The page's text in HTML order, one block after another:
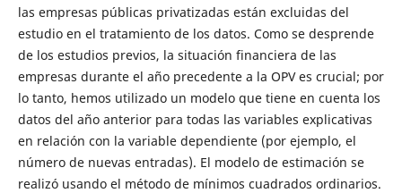
las empresas públicas privatizadas están excluidas del
estudio en el tratamiento de los datos. Como se desprende
de los estudios previos, la situación financiera de las
empresas durante el año precedente a la OPV es crucial; por
lo tanto, hemos utilizado un modelo que tiene en cuenta los
datos del año anterior para todas las variables explicativas
en relación con la variable dependiente (por ejemplo, el
número de nuevas entradas). El modelo de estimación se
realizó usando el método de mínimos cuadrados ordinarios.